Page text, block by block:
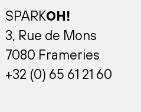
SPARKOH!
3, Rue de Mons
7080 Frameries
+32 (0) 65 61 21 60